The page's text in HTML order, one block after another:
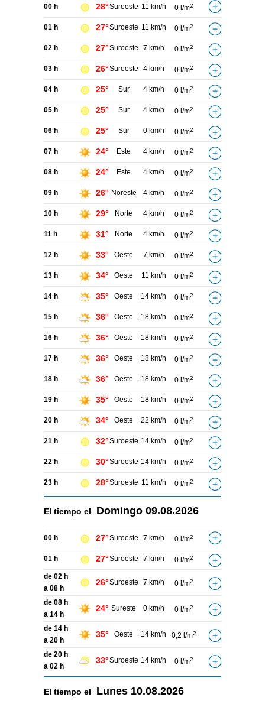
00 h 28°Suroeste 11 km/h 0 l/m2
01 h 27°Suroeste 11 km/h 0 l/m2
02 h 27°Suroeste 7 km/h 0 l/m2
03 h 26°Suroeste 4 km/h 0 l/m2
04 h 25° Sur 4 km/h 0 l/m2
05 h 25° Sur 4 km/h 0 l/m2
06 h 25° Sur 0 km/h 0 l/m2
07 h 24° Este 4 km/h 0 l/m2
08 h 24° Este 4 km/h 0 l/m2
09 h 26° Noreste 4 km/h 0 l/m2
10 h 29° Norte 4 km/h 0 l/m2
11 h 31° Norte 4 km/h 0 l/m2
12 h 33° Oeste 7 km/h 0 l/m2
13 h 34° Oeste 11 km/h 0 l/m2
14 h 35° Oeste 14 km/h 0 l/m2
15 h 36° Oeste 18 km/h 0 l/m2
16 h 36° Oeste 18 km/h 0 l/m2
17 h 36° Oeste 18 km/h 0 l/m2
18 h 36° Oeste 18 km/h 0 l/m2
19 h 35° Oeste 18 km/h 0 l/m2
20 h 34° Oeste 22 km/h 0 l/m2
21 h 32°Suroeste 14 km/h 0 l/m2
22 h 30°Suroeste 14 km/h 0 l/m2
23 h 28°Suroeste 11 km/h 0 l/m2
El tiempo el Domingo 09.08.2026
00 h 27°Suroeste 7 km/h 0 l/m2
01 h 27°Suroeste 7 km/h 0 l/m2
de 02 h
a 08 h
26°Suroeste 7 km/h 0 l/m2
de 08 h
a 14 h
24° Sureste 0 km/h 0 l/m2
de 14 h
a 20 h
35° Oeste 14 km/h 0,2 l/m2
de 20 h
a 02 h
33°Suroeste 14 km/h 0 l/m2
El tiempo el Lunes 10.08.2026